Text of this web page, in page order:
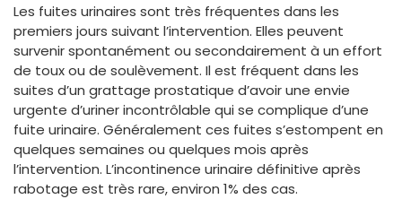
Les fuites urinaires sont très fréquentes dans les
premiers jours suivant l’intervention. Elles peuvent
survenir spontanément ou secondairement à un effort
de toux ou de soulèvement. Il est fréquent dans les
suites d’un grattage prostatique d’avoir une envie
urgente d’uriner incontrôlable qui se complique d’une
fuite urinaire. Généralement ces fuites s’estompent en
quelques semaines ou quelques mois après
l’intervention. L’incontinence urinaire définitive après
rabotage est très rare, environ 1% des cas.